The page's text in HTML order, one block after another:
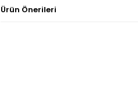
Ürün Önerileri